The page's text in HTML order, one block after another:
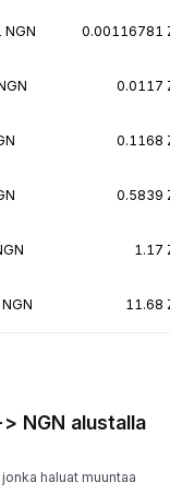
NGN 0.00116781
0.0117
0.1168
0.5839
1.17
11.68
NGN alustalla
haluat muuntaa